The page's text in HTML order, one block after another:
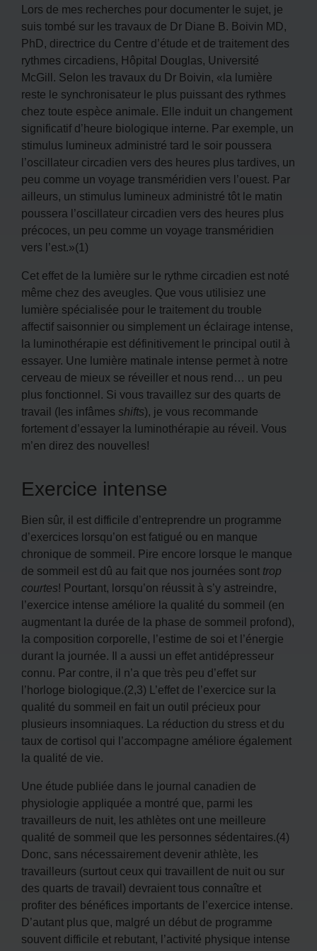
Lors de mes recherches pour documenter le sujet, je
suis tombé sur les travaux de Dr Diane B. Boivin MD,
PhD, directrice du Centre d’étude et de traitement des
rythmes circadiens, Hôpital Douglas, Université
McGill. Selon les travaux du Dr Boivin, «la lumière
reste le synchronisateur le plus puissant des rythmes
chez toute espèce animale. Elle induit un changement
significatif d’heure biologique interne. Par exemple, un
stimulus lumineux administré tard le soir poussera
l’oscillateur circadien vers des heures plus tardives, un
peu comme un voyage transméridien vers l’ouest. Par
ailleurs, un stimulus lumineux administré tôt le matin
poussera l’oscillateur circadien vers des heures plus
précoces, un peu comme un voyage transméridien
vers l’est.»(1)
Cet effet de la lumière sur le rythme circadien est noté
même chez des aveugles. Que vous utilisiez une
lumière spécialisée pour le traitement du trouble
affectif saisonnier ou simplement un éclairage intense,
la luminothérapie est définitivement le principal outil à
essayer. Une lumière matinale intense permet à notre
cerveau de mieux se réveiller et nous rend… un peu
plus fonctionnel. Si vous travaillez sur des quarts de
travail (les infâmes shifts), je vous recommande
fortement d’essayer la luminothérapie au réveil. Vous
m’en direz des nouvelles!
Exercice intense
Bien sûr, il est difficile d’entreprendre un programme
d’exercices lorsqu’on est fatigué ou en manque
chronique de sommeil. Pire encore lorsque le manque
de sommeil est dû au fait que nos journées sont trop
courtes! Pourtant, lorsqu’on réussit à s’y astreindre,
l’exercice intense améliore la qualité du sommeil (en
augmentant la durée de la phase de sommeil profond),
la composition corporelle, l’estime de soi et l’énergie
durant la journée. Il a aussi un effet antidépresseur
connu. Par contre, il n’a que très peu d’effet sur
l’horloge biologique.(2,3) L’effet de l’exercice sur la
qualité du sommeil en fait un outil précieux pour
plusieurs insomniaques. La réduction du stress et du
taux de cortisol qui l’accompagne améliore également
la qualité de vie.
Une étude publiée dans le journal canadien de
physiologie appliquée a montré que, parmi les
travailleurs de nuit, les athlètes ont une meilleure
qualité de sommeil que les personnes sédentaires.(4)
Donc, sans nécessairement devenir athlète, les
travailleurs (surtout ceux qui travaillent de nuit ou sur
des quarts de travail) devraient tous connaître et
profiter des bénéfices importants de l’exercice intense.
D’autant plus que, malgré un début de programme
souvent difficile et rebutant, l’activité physique intense